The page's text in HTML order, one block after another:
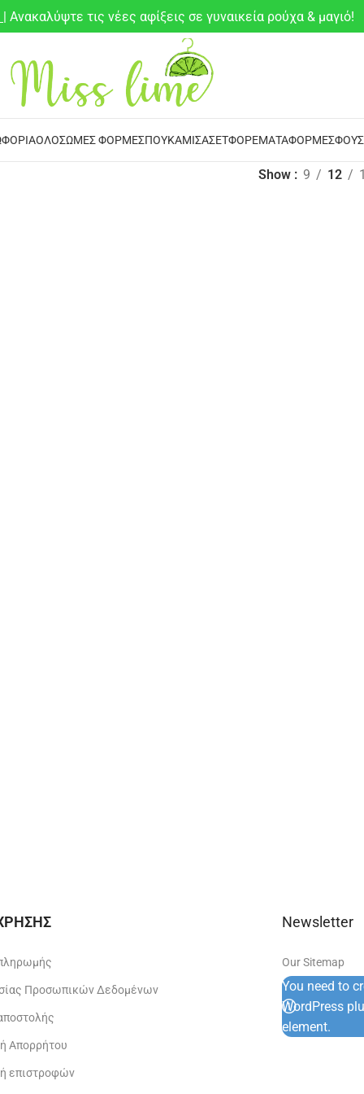
| Ανακαλύψτε τις νέες αφίξεις σε γυναικεία ρούχα & μαγιό!
ΟΛΌΣΩΜΕΣ ΦΌΡΜΕΣΠΟΥΚΆΜΙΣΑΣΕΤΦΟΡΈΜΑΤΑΦΌΡΜΕΣ
Show 9 12
Προσωπικών Δεδομένων
Απορρήτου
επιστροφών
Newsletter
Our Sitemap
You need to
WordPress
element.